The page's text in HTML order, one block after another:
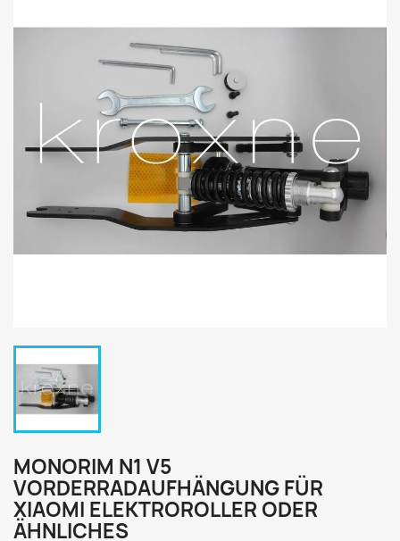
MONORIM N1 V5
VORDERRADAUFHÄNGUNG FÜR
XIAOMI ELEKTROROLLER ODER
ÄHNLICHES